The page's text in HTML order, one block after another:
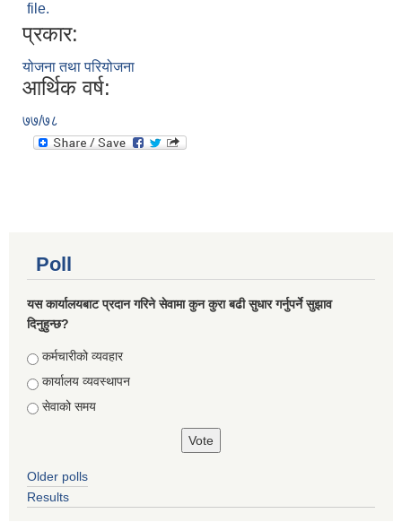
file.
प्रकार:
योजना तथा परियोजना
आर्थिक वर्ष:
७७/७८
Poll
यस कार्यालयबाट प्रदान गरिने सेवामा कुन कुरा बढी सुधार गर्नुपर्ने सुझाव
दिनुहुन्छ?
Choices
कर्मचारीको व्यवहार
कार्यालय व्यवस्थापन
सेवाको समय
Older polls
Results